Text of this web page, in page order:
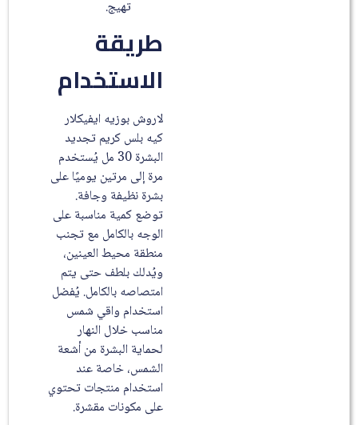
طريقة
الاستخدام
لاروش بوزيه ايفيكلار
كيه بلس كريم تجديد
البشرة 30 مل يُستخدم
مرة إلى مرتين يوميًا على
بشرة نظيفة وجافة.
توضع كمية مناسبة على
الوجه بالكامل مع تجنب
منطقة محيط العينين،
ويُدلك بلطف حتى يتم
امتصاصه بالكامل. يُفضل
استخدام واقي شمس
مناسب خلال النهار
لحماية البشرة من أشعة
الشمس، خاصة عند
استخدام منتجات تحتوي
على مكونات مقشرة.